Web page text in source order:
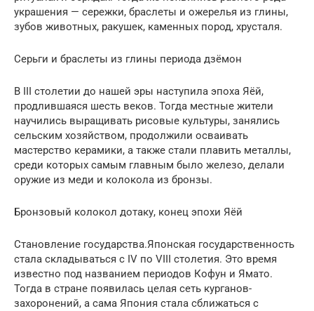
украшения — сережки, браслеты и ожерелья из глины,
зубов животных, ракушек, каменных пород, хрусталя.
Серьги и браслеты из глины периода дзёмон
В III столетии до нашей эры наступила эпоха Яёй,
продлившаяся шесть веков. Тогда местные жители
научились выращивать рисовые культуры, занялись
сельским хозяйством, продолжили осваивать
мастерство керамики, а также стали плавить металлы,
среди которых самым главным было железо, делали
оружие из меди и колокола из бронзы.
Бронзовый колокол дотаку, конец эпохи Яёй
Становление государства.Японская государственность
стала складываться с IV по VIII столетия. Это время
известно под названием периодов Кофун и Ямато.
Тогда в стране появилась целая сеть курганов-
захоронений, а сама Япония стала сближаться с